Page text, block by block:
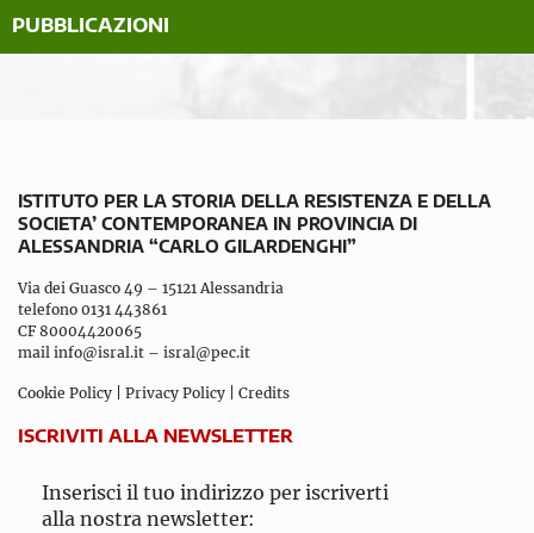
PUBBLICAZIONI
ISTITUTO PER LA STORIA DELLA RESISTENZA E DELLA
SOCIETA’ CONTEMPORANEA IN PROVINCIA DI
ALESSANDRIA “CARLO GILARDENGHI”
Via dei Guasco 49 – 15121 Alessandria
telefono 0131 443861
CF 80004420065
mail info@isral.it – isral@pec.it
Cookie Policy Privacy Policy Credits
ISCRIVITI ALLA NEWSLETTER
Inserisci il tuo indirizzo per iscriverti
alla nostra newsletter: